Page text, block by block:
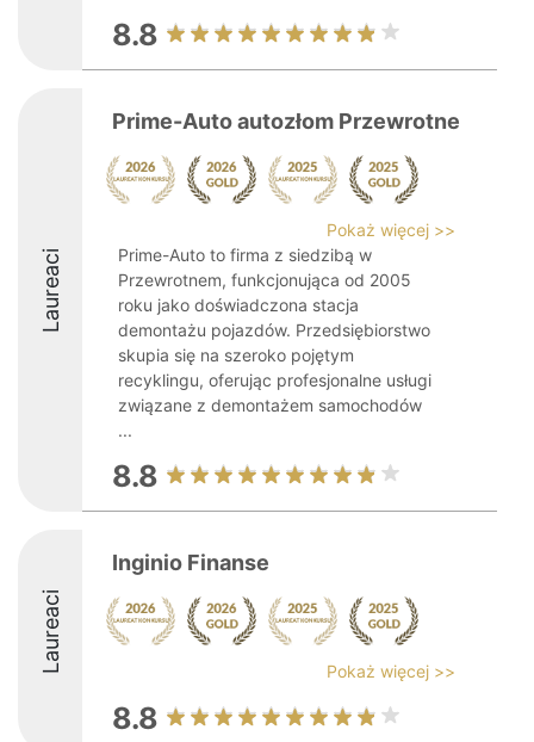
8.8
Laureaci
Prime-Auto autozłom Przewrotne
Pokaż więcej >>
Prime-Auto to firma z siedzibą w
Przewrotnem, funkcjonująca od 2005
roku jako doświadczona stacja
demontażu pojazdów. Przedsiębiorstwo
skupia się na szeroko pojętym
recyklingu, oferując profesjonalne usługi
związane z demontażem samochodów
...
8.8
Laureaci
Inginio Finanse
Pokaż więcej >>
8.8